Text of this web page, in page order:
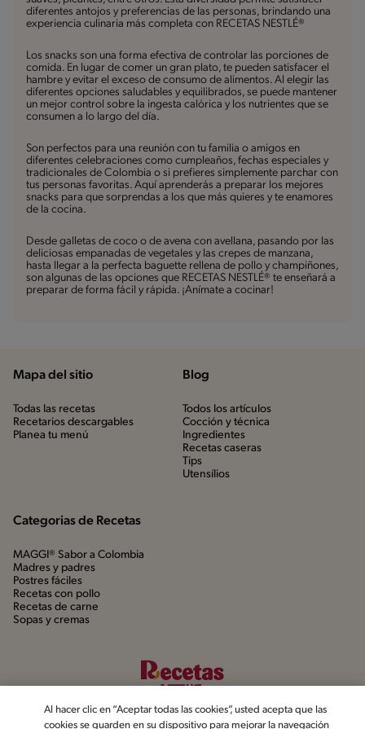
diferentes antojos y preferencias de las personas, brindando una
experiencia culinaria más completa con RECETAS NESTLÉ®
Los snacks son una forma efectiva de controlar las porciones de
comida. En lugar de comer un gran plato, te pueden satisfacer el
hambre y evitar el exceso de consumo de alimentos. Al elegir las
diferentes opciones saludables y equilibrados, se puede mantener
un mejor control sobre la ingesta calórica y los nutrientes que se
consumen a lo largo del día.
Son perfectos para una reunión con tu familia o amigos en
diferentes celebraciones como cumpleaños, fechas especiales y
tradicionales de Colombia o si prefieres simplemente parchar con
tus personas favoritas. Aquí aprenderás a preparar los mejores
snacks para que sorprendas a los que más quieres y te enamores
de la cocina.
Desde galletas de coco o de avena con avellana, pasando por las
deliciosas empanadas de vegetales y las crepes de manzana,
hasta llegar a la perfecta baguette rellena de pollo y champiñones,
son algunas de las opciones que RECETAS NESTLÉ® te enseñará a
preparar de forma fácil y rápida. ¡Anímate a cocinar!
Mapa del sitio
Todas las recetas
Recetarios descargables
Planea tu menú
Blog
Todos los artículos
Cocción y técnica
Ingredientes
Recetas caseras
Tips
Utensílios
Categorias de Recetas
MAGGI® Sabor a Colombia
Madres y padres
Postres fáciles
Recetas con pollo
Recetas de carne
Sopas y cremas
Al hacer clic en “Aceptar todas las cookies”, usted acepta que las
cookies se guarden en su dispositivo para mejorar la navegación